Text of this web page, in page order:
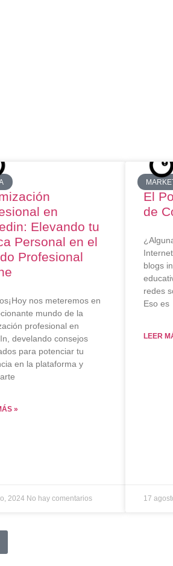
en
Elevando tu
Personal en el
Profesional
nos meteremos en
mundo de la
profesional en
develando consejos
para potenciar tu
en la plataforma y
»
2024 No hay comentarios
El
de
blogs
redes
Eso es
LEER
17